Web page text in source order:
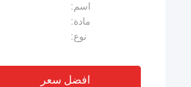
اسم:
مادة:
نوع:
افضل سعر